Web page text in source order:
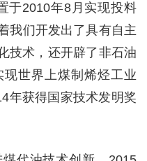
于2010年8月实现投料
我们开发出了具有自主
技术，还开辟了非石油
世界上煤制烯烃工业
年获得国家技术发明奖